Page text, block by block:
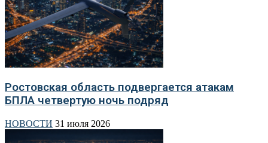
Ростовская область подвергается атакам
БПЛА четвертую ночь подряд
НОВОСТИ 31 июля 2026